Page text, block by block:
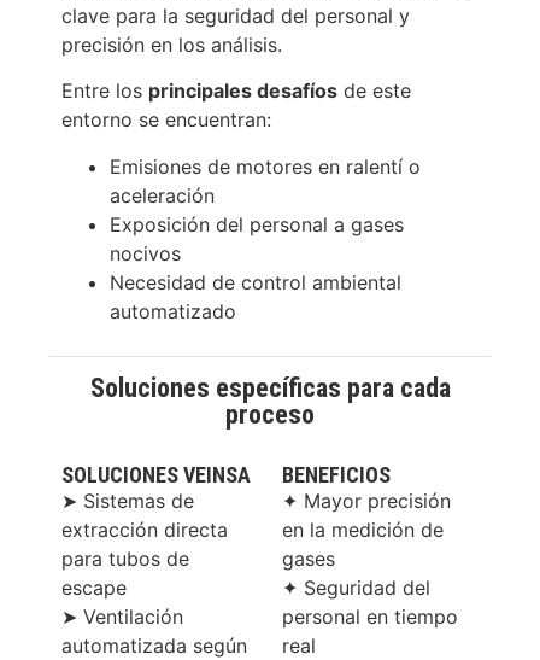
clave para la seguridad del personal y
precisión en los análisis.
Entre los principales desafíos de este
entorno se encuentran:
Emisiones de motores en ralentí o
aceleración
Exposición del personal a gases
nocivos
Necesidad de control ambiental
automatizado
Soluciones específicas para cada
proceso
SOLUCIONES VEINSA
➤ Sistemas de
extracción directa
para tubos de
escape
➤ Ventilación
automatizada según
BENEFICIOS
✦ Mayor precisión
en la medición de
gases
✦ Seguridad del
personal en tiempo
real